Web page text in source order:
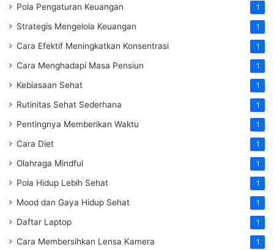
Pola Pengaturan Keuangan 1
Strategis Mengelola Keuangan 1
Cara Efektif Meningkatkan Konsentrasi 1
Cara Menghadapi Masa Pensiun 1
Kebiasaan Sehat 1
Rutinitas Sehat Sederhana 1
Pentingnya Memberikan Waktu 1
Cara Diet 1
Olahraga Mindful 1
Pola Hidup Lebih Sehat 1
Mood dan Gaya Hidup Sehat 1
Daftar Laptop 1
Cara Membersihkan Lensa Kamera 1